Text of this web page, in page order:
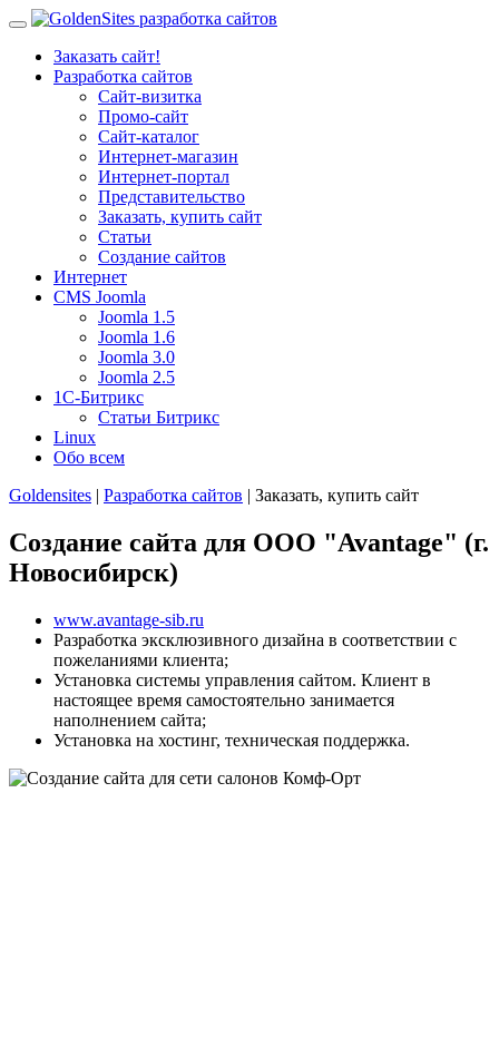
Заказать сайт!
Разработка сайтов
Сайт-визитка
Промо-сайт
Сайт-каталог
Интернет-магазин
Интернет-портал
Представительство
Заказать, купить сайт
Статьи
Создание сайтов
Интернет
CMS Joomla
Joomla 1.5
Joomla 1.6
Joomla 3.0
Joomla 2.5
1С-Битрикс
Статьи Битрикс
Linux
Обо всем
Goldensites | Разработка сайтов | Заказать, купить сайт
Создание сайта для ООО "Avantage" (г.
Новосибирск)
www.avantage-sib.ru
Разработка эксклюзивного дизайна в соответствии с
пожеланиями клиента;
Установка системы управления сайтом. Клиент в
настоящее время самостоятельно занимается
наполнением сайта;
Установка на хостинг, техническая поддержка.